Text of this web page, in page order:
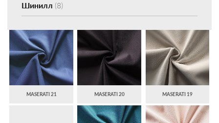
Шинилл (8)
MASERATI 21 MASERATI 20 MASERATI 19